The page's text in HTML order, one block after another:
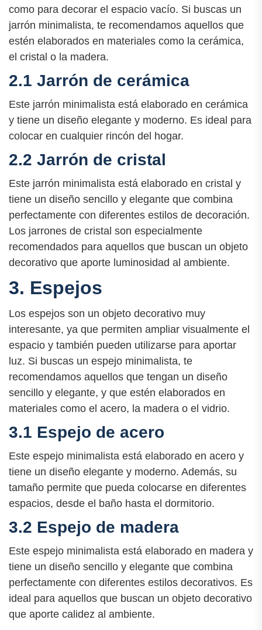
como para decorar el espacio vacío. Si buscas un
jarrón minimalista, te recomendamos aquellos que
estén elaborados en materiales como la cerámica,
el cristal o la madera.
2.1 Jarrón de cerámica
Este jarrón minimalista está elaborado en cerámica
y tiene un diseño elegante y moderno. Es ideal para
colocar en cualquier rincón del hogar.
2.2 Jarrón de cristal
Este jarrón minimalista está elaborado en cristal y
tiene un diseño sencillo y elegante que combina
perfectamente con diferentes estilos de decoración.
Los jarrones de cristal son especialmente
recomendados para aquellos que buscan un objeto
decorativo que aporte luminosidad al ambiente.
3. Espejos
Los espejos son un objeto decorativo muy
interesante, ya que permiten ampliar visualmente el
espacio y también pueden utilizarse para aportar
luz. Si buscas un espejo minimalista, te
recomendamos aquellos que tengan un diseño
sencillo y elegante, y que estén elaborados en
materiales como el acero, la madera o el vidrio.
3.1 Espejo de acero
Este espejo minimalista está elaborado en acero y
tiene un diseño elegante y moderno. Además, su
tamaño permite que pueda colocarse en diferentes
espacios, desde el baño hasta el dormitorio.
3.2 Espejo de madera
Este espejo minimalista está elaborado en madera y
tiene un diseño sencillo y elegante que combina
perfectamente con diferentes estilos decorativos. Es
ideal para aquellos que buscan un objeto decorativo
que aporte calidez al ambiente.